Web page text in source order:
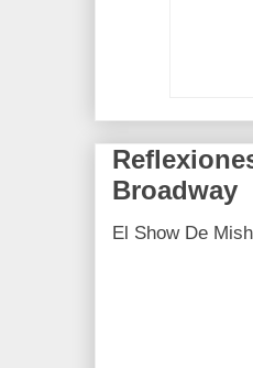
Broadway
El Show De